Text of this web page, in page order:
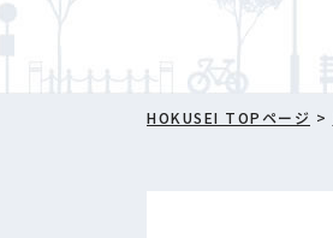
HOKUSEI TOPページ >